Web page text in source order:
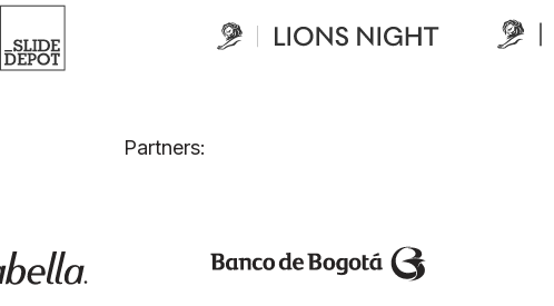
Partners: